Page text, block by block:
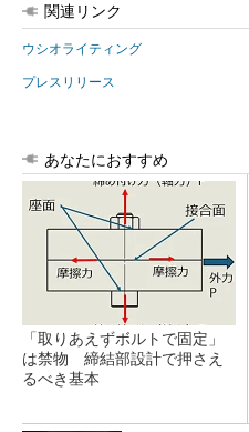
関連リンク
ウシオライティング
プレスリリース
あなたにおすすめ
「取りあえずボルトで固定」
は禁物 締結部設計で押さえ
るべき基本